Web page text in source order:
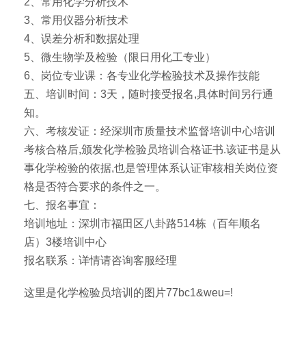
3、常用仪器分析技术
4、误差分析和数据处理
5、微生物学及检验（限日用化工专业）
6、岗位专业课：各专业化学检验技术及操作技能
五、培训时间：3天，随时接受报名,具体时间另行通
知。
六、考核发证：经深圳市质量技术监督培训中心培训
考核合格后,颁发化学检验员培训合格证书.该证书是从
事化学检验的依据,也是管理体系认证审核相关岗位资
格是否符合要求的条件之一。
七、报名事宜：
培训地址：深圳市福田区八卦路514栋（百年顺名
店）3楼培训中心
报名联系：详情请咨询客服经理
这里是化学检验员培训的图片77bc1&weu=!